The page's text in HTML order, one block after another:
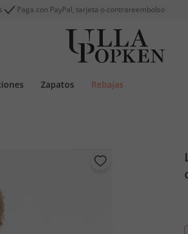
Paga con PayPal, tarjeta o contrareembolso
Zapatos Rebajas